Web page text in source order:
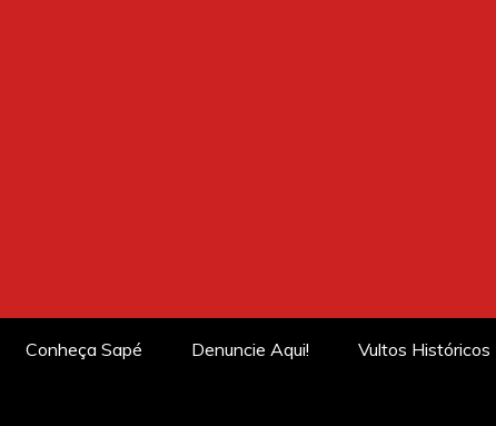
Conheça Sapé Denuncie Aqui! Vultos Históricos